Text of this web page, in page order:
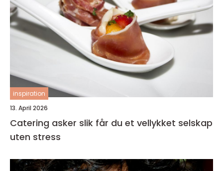
inspiration
13. April 2026
Catering asker slik får du et vellykket selskap
uten stress